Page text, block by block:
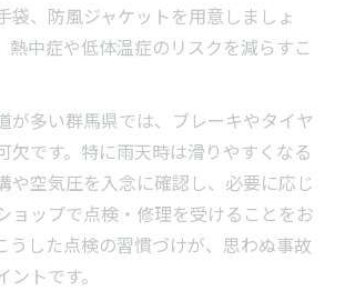
袋、防風ジャケットを用意しましょ
熱中症や低体温症のリスクを減らすこ
が多い群馬県では、ブレーキやタイヤ
欠です。特に雨天時は滑りやすくなる
や空気圧を入念に確認し、必要に応じ
ョップで点検・修理を受けることをお
うした点検の習慣づけが、思わぬ事故
トです。